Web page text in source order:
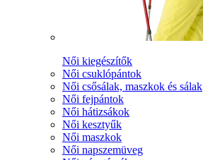
Női kiegészítők
Női csuklópántok
Női csősálak, maszkok és sálak
Női fejpántok
Női hátizsákok
Női kesztyűk
Női maszkok
Női napszemüveg